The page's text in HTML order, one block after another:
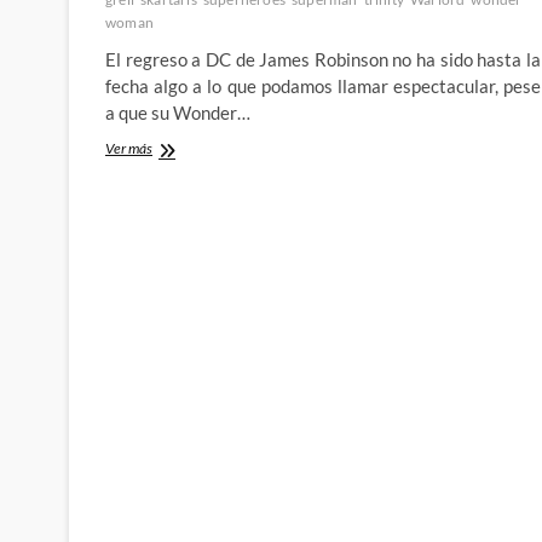
woman
El regreso a DC de James Robinson no ha sido hasta la
fecha algo a lo que podamos llamar espectacular, pese
a que su Wonder…
Ver másTrinity